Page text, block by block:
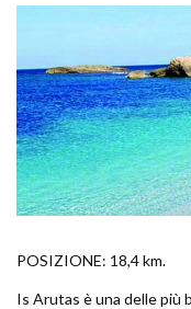
POSIZIONE: 18,4 km.
Is Arutas è una delle più